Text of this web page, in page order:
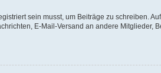
sein musst, um Beiträge zu schreiben.
E-Mail-Versand an andere Mitglieder,